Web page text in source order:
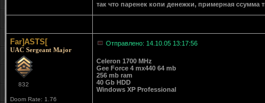
так что паренек копи денежки, примерная ссумма
Far]ASTS[
UAC Sergeant Major
832
Doom Rate: 1.76
Отправлено: 14.10.05 13:17:56
Celeron 1700 MHz
Gee Force 4 mx440 64 mb
256 mb ram
40 Gb HDD
Windows XP Professional